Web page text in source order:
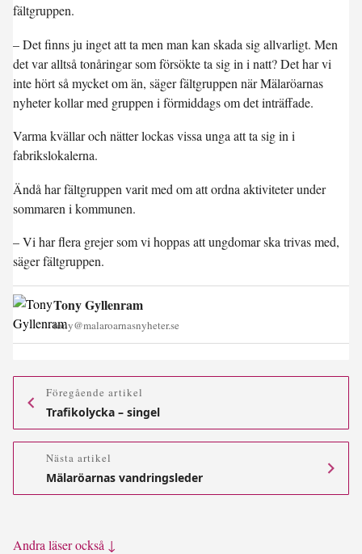
fältgruppen.
– Det finns ju inget att ta men man kan skada sig allvarligt. Men
det var alltså tonåringar som försökte ta sig in i natt? Det har vi
inte hört så mycket om än, säger fältgruppen när Mälaröarnas
nyheter kollar med gruppen i förmiddags om det inträffade.
Varma kvällar och nätter lockas vissa unga att ta sig in i
fabrikslokalerna.
Ändå har fältgruppen varit med om att ordna aktiviteter under
sommaren i kommunen.
– Vi har flera grejer som vi hoppas att ungdomar ska trivas med,
säger fältgruppen.
Tony Gyllenram
tony@malaroarnasnyheter.se
Föregående artikel
Trafikolycka – singel
Nästa artikel
Mälaröarnas vandringsleder
Andra läser också ↓